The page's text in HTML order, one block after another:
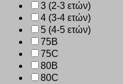
3 (2-3 ετών)
4 (3-4 ετών)
5 (4-5 ετών)
75B
75C
80B
80C